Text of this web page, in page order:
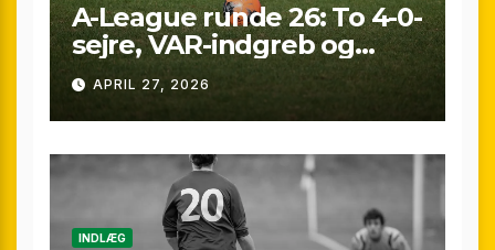
A-League runde 26: To 4-0-
sejre, VAR-indgreb og
sene scoringer – fuld
gennemgang af
weekenden
APRIL 27, 2026
INDLÆG